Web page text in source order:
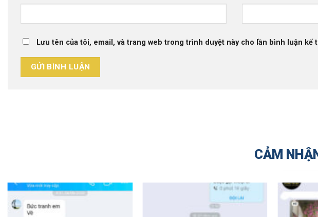
Lưu tên của tôi, email, và trang web trong trình duyệt này cho lần bình luận kế
CẢM